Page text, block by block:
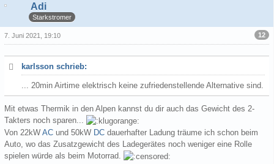
Adi
Starkstromer
12
7. Juni 2021, 19:10
karlsson schrieb:
... 20min Airtime elektrisch keine zufriedenstellende Alternative sind.
Mit etwas Thermik in den Alpen kannst du dir auch das Gewicht des 2-
Takters noch sparen...
Von 22kW AC und 50kW DC dauerhafter Ladung träume ich schon beim
Auto, wo das Zusatzgewicht des Ladegerätes noch weniger eine Rolle
spielen würde als beim Motorrad.